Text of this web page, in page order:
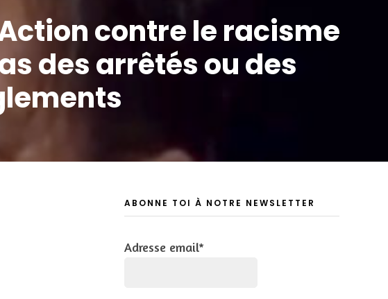
contre le racisme
des arrêtés ou des
ABONNE TOI À NOTRE NEWSLETTER
Adresse email*